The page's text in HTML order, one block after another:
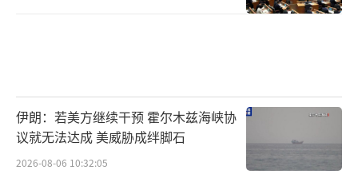
伊朗：若美方继续干预 霍尔木兹海峡协
议就无法达成 美威胁成绊脚石
2026-08-06 10:32:05